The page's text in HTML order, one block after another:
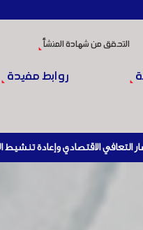
التحقق من شهادة المنشأ
روابط مفيدة